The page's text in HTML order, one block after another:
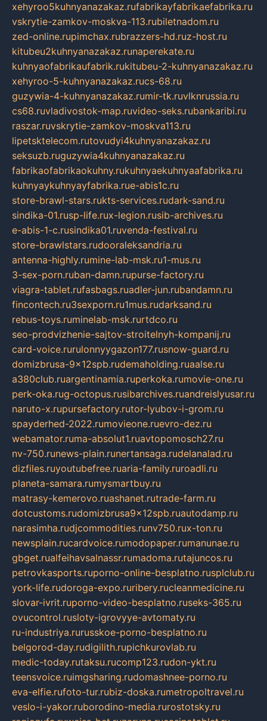
xehyroo5kuhnyanazakaz.rufabrikayfabrikaefabrika.ru
vskrytie-zamkov-moskva-113.rubiletnadom.ru
zed-online.rupimchax.rubrazzers-hd.ruz-host.ru
kitubeu2kuhnyanazakaz.runaperekate.ru
kuhnyaofabrikaufabrik.rukitubeu-2-kuhnyanazakaz.ru
xehyroo-5-kuhnyanazakaz.rucs-68.ru
guzywia-4-kuhnyanazakaz.rumir-tk.ruvlknrussia.ru
cs68.ruvladivostok-map.ruvideo-seks.rubankaribi.ru
raszar.ruvskrytie-zamkov-moskva113.ru
lipetsktelecom.rutovudyi4kuhnyanazakaz.ru
seksuzb.ruguzywia4kuhnyanazakaz.ru
fabrikaofabrikaokuhny.rukuhnyaekuhnyaafabrika.ru
kuhnyaykuhnyayfabrika.rue-abis1c.ru
store-brawl-stars.rukts-services.rudark-sand.ru
sindika-01.rusp-life.rux-legion.rusib-archives.ru
e-abis-1-c.rusindika01.ruvenda-festival.ru
store-brawlstars.rudooraleksandria.ru
antenna-highly.rumine-lab-msk.ru1-mus.ru
3-sex-porn.ruban-damn.rupurse-factory.ru
viagra-tablet.rufasbags.ruadler-jun.rubandamn.ru
fincontech.ru3sexporn.ru1mus.rudarksand.ru
rebus-toys.ruminelab-msk.rurtdco.ru
seo-prodvizhenie-sajtov-stroitelnyh-kompanij.ru
card-voice.rurulonnyygazon177.rusnow-guard.ru
domizbrusa-9x12spb.rudemaholding.ruaalse.ru
a380club.ruargentinamia.ruperkoka.rumovie-one.ru
perk-oka.rug-octopus.rusibarchives.ruandreislyusar.ru
naruto-x.rupursefactory.rutor-lyubov-i-grom.ru
spayderhed-2022.rumovieone.ruevro-dez.ru
webamator.ruma-absolut1.ruavtopomosch27.ru
nv-750.runews-plain.runertansaga.rudelanalad.ru
dizfiles.ruyoutubefree.ruaria-family.ruroadli.ru
planeta-samara.rumysmartbuy.ru
matrasy-kemerovo.ruashanet.rutrade-farm.ru
dotcustoms.rudomizbrusa9x12spb.ruautodamp.ru
narasimha.rudjcommodities.runv750.rux-ton.ru
newsplain.rucardvoice.rumodopaper.rumanunae.ru
gbget.rualfeihavsalnassr.rumadoma.rutajuncos.ru
petrovkasports.ruporno-online-besplatno.rusplclub.ru
york-life.rudoroga-expo.ruribery.rucleanmedicine.ru
slovar-ivrit.ruporno-video-besplatno.ruseks-365.ru
ovucontrol.rusloty-igrovyye-avtomaty.ru
ru-industriya.rurusskoe-porno-besplatno.ru
belgorod-day.rudigilith.rupichkurovlab.ru
medic-today.rutaksu.rucomp123.rudon-ykt.ru
teensvoice.ruimgsharing.rudomashnee-porno.ru
eva-elfie.rufoto-tur.rubiz-doska.rumetropoltravel.ru
veslo-i-yakor.ruborodino-media.rurostotsky.ru